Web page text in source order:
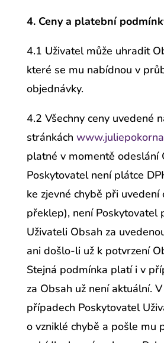
4. Ceny a platební
4.1 Uživatel může uhradit
které se mu nabídnou v
objednávky.
4.2 Všechny ceny uvedené
stránkách
platné v momentě odeslání
Poskytovatel není plátce
ke zjevné chybě při uvedení
překlep), není Poskytovatel
Uživateli Obsah za
ani došlo-li už k potvrzení
Stejná podmínka platí i v
za Obsah už není aktuální.
případech Poskytovatel
o vzniklé chybě a pošle mu